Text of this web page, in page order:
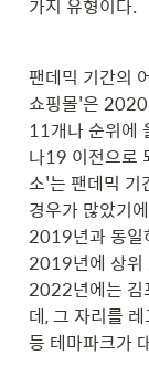
가지 유형이다.
팬데믹 기간의
쇼핑몰'은
11개나 순위에
나19 이전으로
소'는 팬데믹 기
경우가 많았기
2019년과 동일
2019년에 상위
2022년에는 김
데, 그 자리를
등 테마파크가